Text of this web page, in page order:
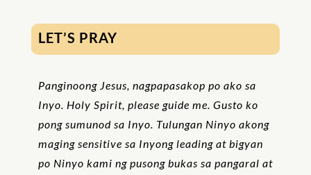
LET’S PRAY
Panginoong Jesus, nagpapasakop po ako sa
Inyo. Holy Spirit, please guide me. Gusto ko
pong sumunod sa Inyo. Tulungan Ninyo akong
maging sensitive sa Inyong leading at bigyan
po Ninyo kami ng pusong bukas sa pangaral at